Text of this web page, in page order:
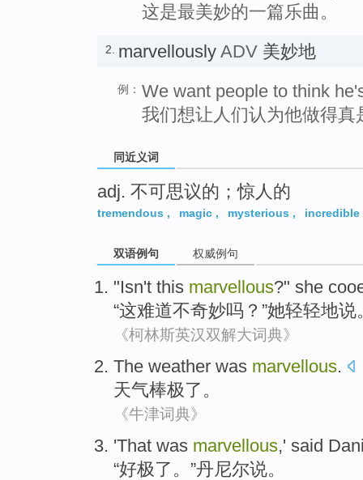
这是最美妙的一篇乐曲。
2. marvellously ADV 美妙地
例： We want people to think
我们想让人们认为他做得真
同近义词
adj. 不可思议的；惊人的
tremendous , magic , mysterious , incredible
双语例句 权威例句
"Isn't this marvellous?" she
“这难道不奇妙吗？”她轻轻地说
《柯林斯英汉双解大词典》
The weather was marvellous.
天气棒极了。
《牛津词典》
'That was marvellous,' said
“好极了 。”丹尼尔说。